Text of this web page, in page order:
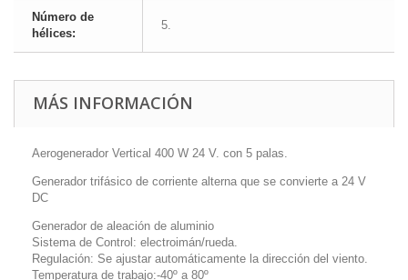
Número de
hélices:
5.
MÁS INFORMACIÓN
Aerogenerador Vertical 400 W 24 V. con 5 palas.
Generador trifásico de corriente alterna que se convierte a 24 V
DC
Generador de aleación de aluminio
Sistema de Control: electroimán/rueda.
Regulación: Se ajustar automáticamente la dirección del viento.
Temperatura de trabajo:-40º a 80º